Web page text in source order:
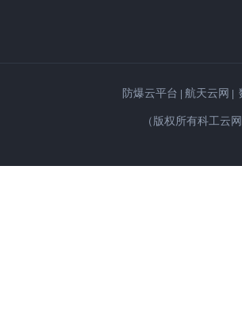
防爆云平台 航天云网
（版权所有科工云